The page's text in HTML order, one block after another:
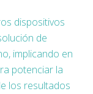
dispositivos
de
implicando en
potenciar la
los resultados